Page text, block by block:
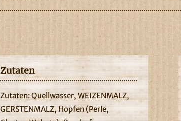
Zutaten
Zutaten: Quellwasser, WEIZENMALZ,
GERSTENMALZ, Hopfen (Perle,